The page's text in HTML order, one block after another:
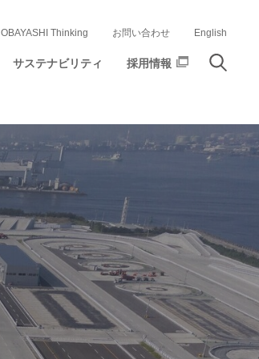
サステナビリティ 採用情報
OBAYASHI Thinking お問い合わせ English